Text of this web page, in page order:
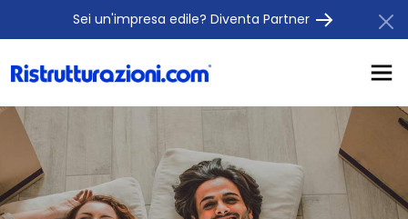
Sei un'impresa edile? Diventa Partner